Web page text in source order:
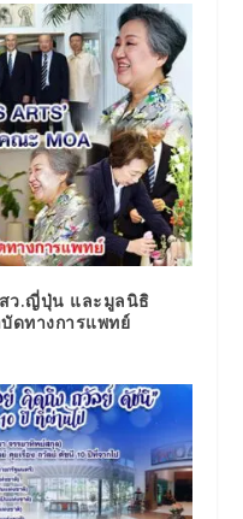
สว.ญี่ปุ่น และมูลนิธิ
ดทางการแพทย์